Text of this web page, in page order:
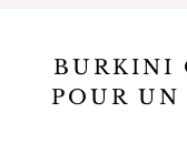
BURKINI
POUR